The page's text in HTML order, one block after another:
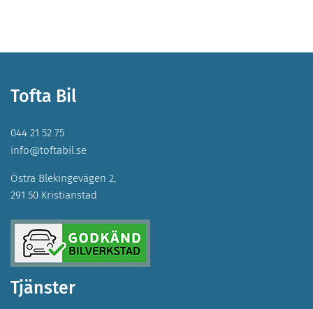
Tofta Bil
044 21 52 75
info@toftabil.se
Östra Blekingevägen 2,
291 50 Kristianstad
Tjänster